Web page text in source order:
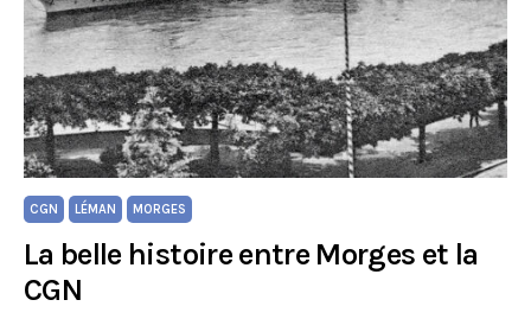
CGN LÉMAN MORGES
La belle histoire entre Morges et la
CGN